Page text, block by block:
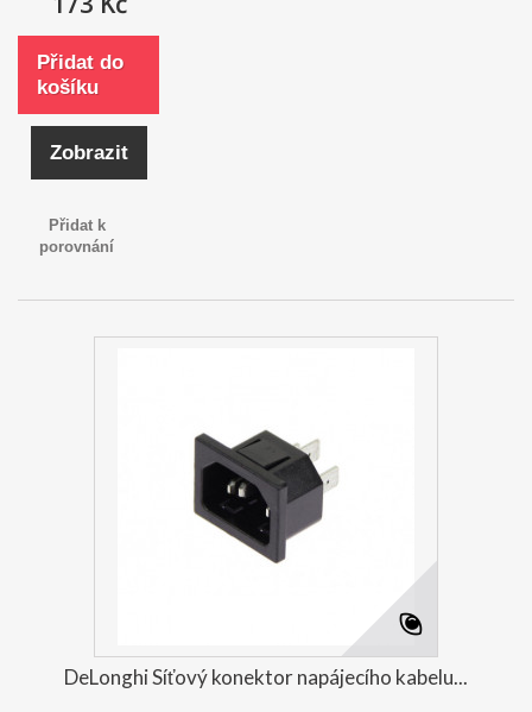
Přidat do
košíku
Zobrazit
Přidat k
porovnání
DeLonghi Síťový konektor napájecího kabelu...